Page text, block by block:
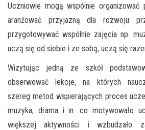
Uczniowie mogą wspólnie organizować
aranżować przyjazną dla rozwoju
przygotowywać wspólnie zajęcia np.
uczą się od siebie i ze sobą, uczą się
Wizytując jedną ze szkół
obserwować lekcje, na których
szereg metod wspierających proces
muzyka, drama i in. co motywowało
większej aktywności i wzbudzało